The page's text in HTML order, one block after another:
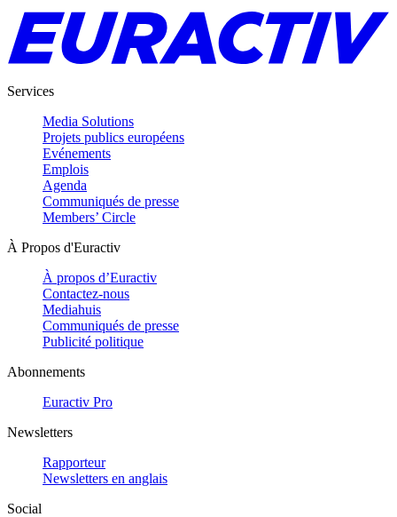
Services
Media Solutions
Projets publics européens
Evénements
Emplois
Agenda
Communiqués de presse
Members’ Circle
À Propos d'Euractiv
À propos d’Euractiv
Contactez-nous
Mediahuis
Communiqués de presse
Publicité politique
Abonnements
Euractiv Pro
Newsletters
Rapporteur
Newsletters en anglais
Social